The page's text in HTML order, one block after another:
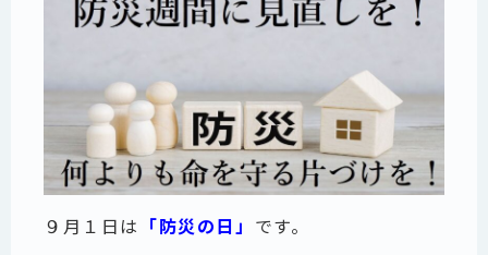
９月１日は 「防災の日」 です。